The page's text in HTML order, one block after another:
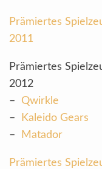
Prämiertes
2011
Prämiertes
2012
– Qwirkle
–
Kaleido Gears
–
Matador
Prämiertes